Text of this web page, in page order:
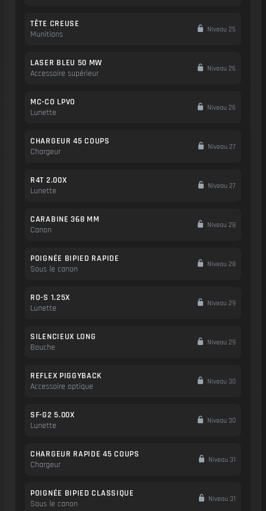
TÊTE CREUSE
Munitions
Niveau 25
LASER BLEU 50 MW
Accessoire supérieur
Niveau 26
MC-CO LPVO
Lunette
Niveau 26
CHARGEUR 45 COUPS
Chargeur
Niveau 27
R4T 2.00X
Lunette
Niveau 27
CARABINE 368 MM
Canon
Niveau 28
POIGNÉE BIPIED RAPIDE
Sous le canon
Niveau 28
RO-S 1.25X
Lunette
Niveau 29
SILENCIEUX LONG
Bouche
Niveau 29
REFLEX PIGGYBACK
Accessoire optique
Niveau 30
SF-G2 5.00X
Lunette
Niveau 30
CHARGEUR RAPIDE 45 COUPS
Chargeur
Niveau 31
POIGNÉE BIPIED CLASSIQUE
Sous le canon
Niveau 31